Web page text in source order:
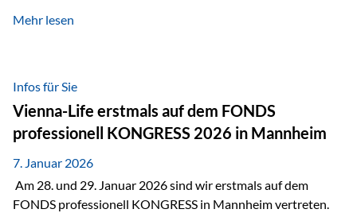
werden häufig kritisch betrachtet. Sie gelten als teurer,
Beide Ansätze haben ihre Berechtigung und ihre Stärken
entfalten sie oft gerade in Kombination. ETFs: Effizient, breit
gestreut und klar strukturiert…
Mehr lesen
Infos für Sie
Vienna-Life erstmals auf dem FONDS
professionell KONGRESS 2026 in Mannheim
7. Januar 2026
Am 28. und 29. Januar 2026 sind wir erstmals auf dem
FONDS professionell KONGRESS in Mannheim vertreten.